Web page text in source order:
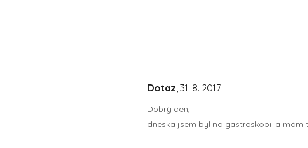
Dotaz, 31. 8. 2017
Dobrý den,
dneska jsem byl na gastroskopii a mám